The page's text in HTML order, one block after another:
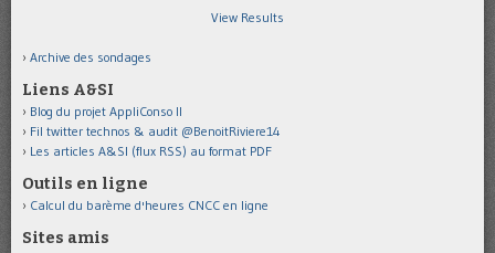
View Results
Archive des sondages
Liens A&SI
Blog du projet AppliConso II
Fil twitter technos & audit @BenoitRiviere14
Les articles A&SI (flux RSS) au format PDF
Outils en ligne
Calcul du barème d'heures CNCC en ligne
Sites amis